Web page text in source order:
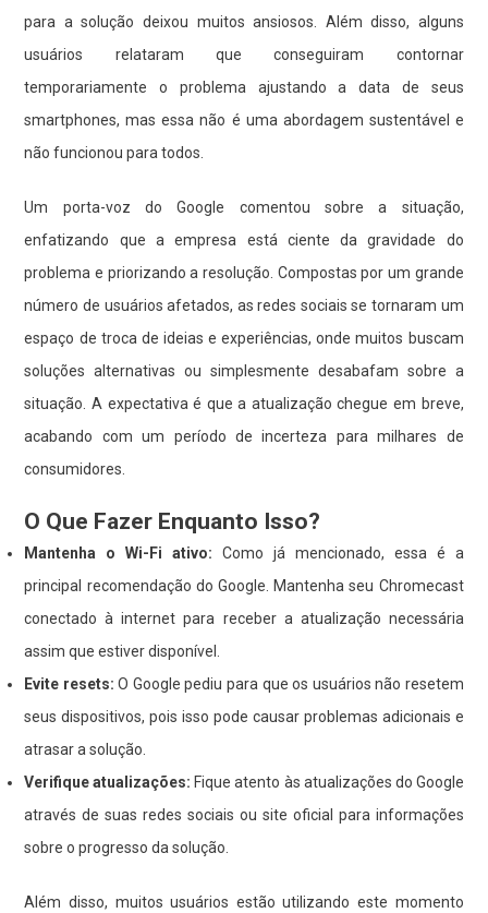
para a solução deixou muitos ansiosos. Além disso, alguns
usuários relataram que conseguiram contornar
temporariamente o problema ajustando a data de seus
smartphones, mas essa não é uma abordagem sustentável e
não funcionou para todos.
Um porta-voz do Google comentou sobre a situação,
enfatizando que a empresa está ciente da gravidade do
problema e priorizando a resolução. Compostas por um grande
número de usuários afetados, as redes sociais se tornaram um
espaço de troca de ideias e experiências, onde muitos buscam
soluções alternativas ou simplesmente desabafam sobre a
situação. A expectativa é que a atualização chegue em breve,
acabando com um período de incerteza para milhares de
consumidores.
O Que Fazer Enquanto Isso?
Mantenha o Wi-Fi ativo: Como já mencionado, essa é a
principal recomendação do Google. Mantenha seu Chromecast
conectado à internet para receber a atualização necessária
assim que estiver disponível.
Evite resets: O Google pediu para que os usuários não resetem
seus dispositivos, pois isso pode causar problemas adicionais e
atrasar a solução.
Verifique atualizações: Fique atento às atualizações do Google
através de suas redes sociais ou site oficial para informações
sobre o progresso da solução.
Além disso, muitos usuários estão utilizando este momento